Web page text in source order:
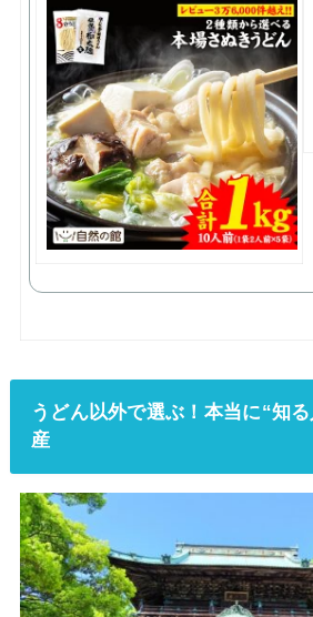
うどん以外で選ぶ！本当に“知
産